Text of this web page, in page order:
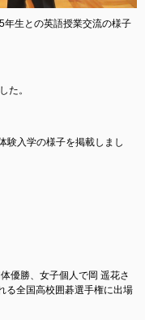
年生との英語授業交流の様子
た。
験入学の様子を掲載しまし
優勝、女子個人で岡 遥花さ
る全国高校囲碁選手権に出場